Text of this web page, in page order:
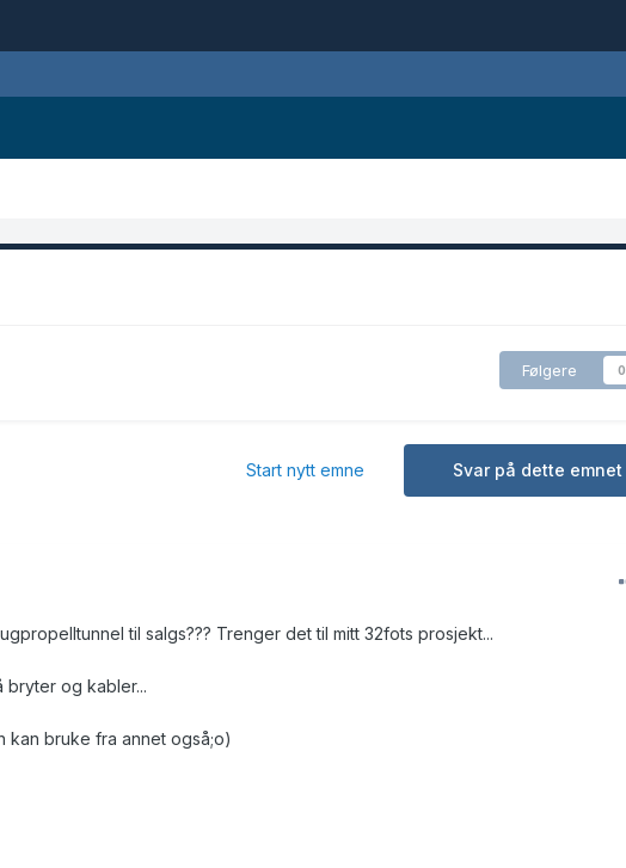
Følgere 0
Svar på dette emnet
Start nytt emne
til salgs??? Trenger det til mitt 32fots prosjekt...
bryter og kabler...
kan bruke fra annet også;o)